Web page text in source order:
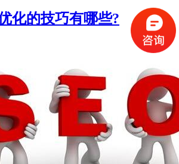
化的技巧有哪些?